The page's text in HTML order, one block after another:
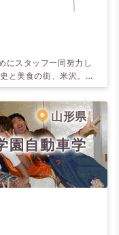
にスタッフ一同努力し
と美食の街、米沢。
バラエティに富んだ清
山形県
園自動車学